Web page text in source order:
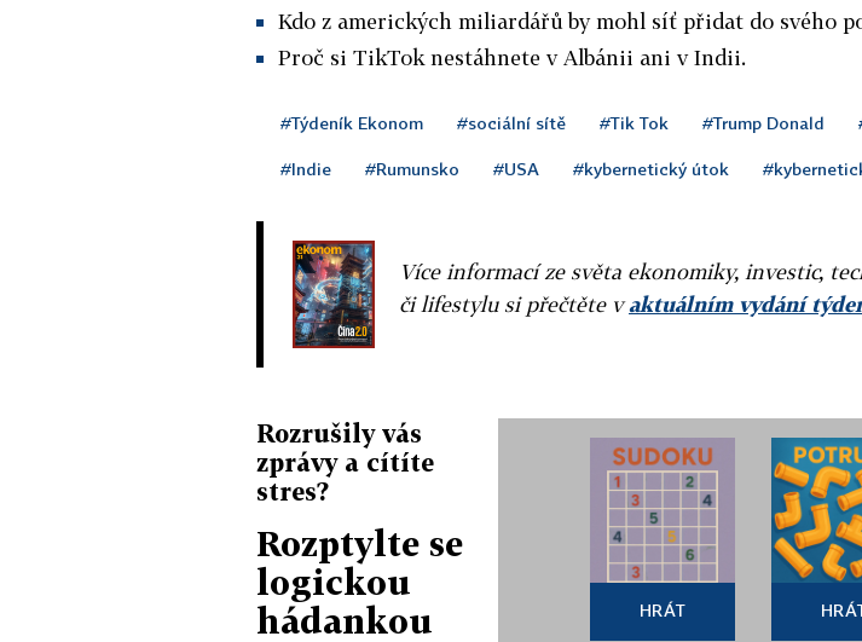
Kdo z amerických miliardářů by mohl síť přidat do svého
Proč si TikTok nestáhnete v Albánii ani v Indii.
#Týdeník Ekonom #sociální sítě #Tik Tok #Trump Donald
#Indie #Rumunsko #USA #kybernetický útok
Více informací ze světa ekonomiky, investic,
či lifestylu si přečtěte vaktuálním vydání
Rozrušily vás
zprávy a cítíte
stres?
Rozptylte se
logickou
hádankou
HRÁT